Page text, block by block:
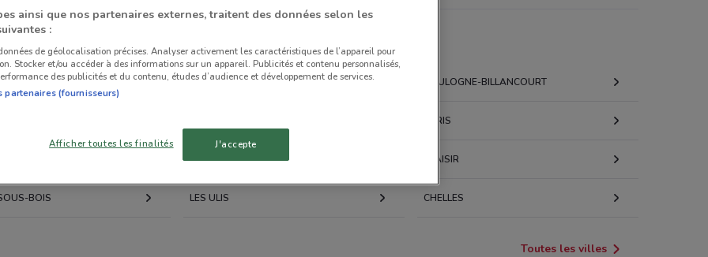
COURBEVOIE BOULOGNE-BILLANCOURT
PARIS
THIAIS PLAISIR
BOIS LES ULIS CHELLES
Toutes les villes
ainsi que nos partenaires externes, traitent des données selon les
:
de géolocalisation précises. Analyser activement les caractéristiques de l’appareil pour
Stocker et/ou accéder à des informations sur un appareil. Publicités et contenu personnalisés,
des publicités et du contenu, études d’audience et développement de services.
partenaires (fournisseurs)
Afficher toutes les finalités J'accepte